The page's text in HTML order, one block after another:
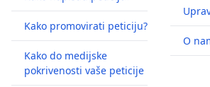
Kako promovirati peticiju?
Kako do medijske
pokrivenosti vaše peticije
O